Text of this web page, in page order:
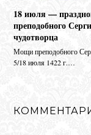
18 июля —
преподобного
чудотворца
Мо­щи пре­по­доб­но­го
5/18 июля 1422 г.…